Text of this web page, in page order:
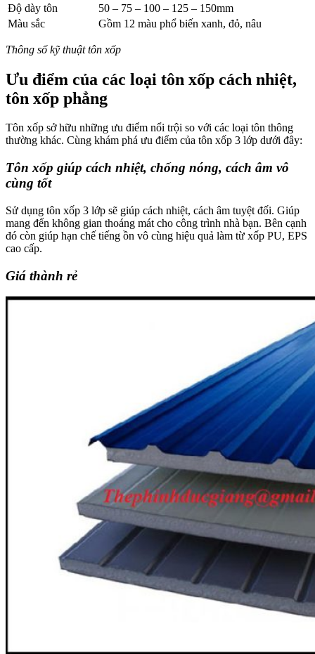
Độ dày tôn
50 – 75 – 100 – 125 – 150mm
Màu sắc
Gồm 12 màu phổ biến xanh, đỏ, nâu
Thông số kỹ thuật tôn xốp
Ưu điểm của các loại tôn xốp cách nhiệt,
tôn xốp phẳng
Tôn xốp sở hữu những ưu điểm nổi trội so với các loại tôn thông
thường khác. Cùng khám phá ưu điểm của tôn xốp 3 lớp dưới đây:
Tôn xốp giúp cách nhiệt, chống nóng, cách âm vô
cùng tốt
Sử dụng tôn xốp 3 lớp sẽ giúp cách nhiệt, cách âm tuyệt đối. Giúp
mang đến không gian thoáng mát cho công trình nhà bạn. Bên cạnh
đó còn giúp hạn chế tiếng ồn vô cùng hiệu quả làm từ xốp PU, EPS
cao cấp.
Giá thành rẻ